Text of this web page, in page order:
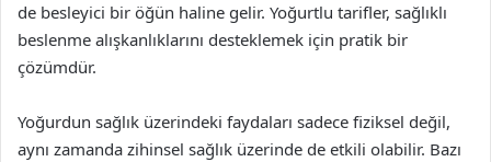
de besleyici bir öğün haline gelir. Yoğurtlu tarifler, sağlıklı
beslenme alışkanlıklarını desteklemek için pratik bir
çözümdür.
Yoğurdun sağlık üzerindeki faydaları sadece fiziksel değil,
aynı zamanda zihinsel sağlık üzerinde de etkili olabilir. Bazı